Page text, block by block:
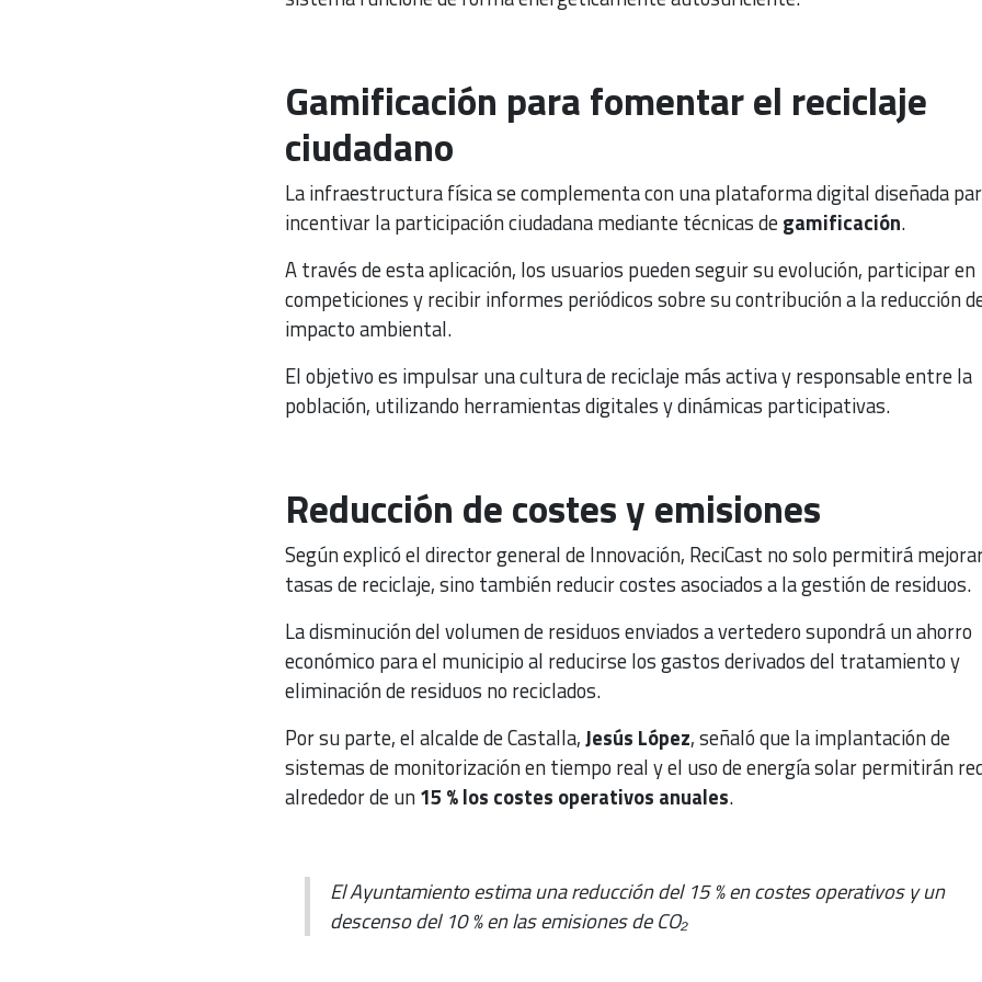
Gamificación para fomentar el reciclaje
ciudadano
La infraestructura física se complementa con una plataforma digital diseñada
incentivar la participación ciudadana mediante técnicas degamificación.
A través de esta aplicación, los usuarios pueden seguir su evolución, participar en
competiciones y recibir informes periódicos sobre su contribución a la reducción
impacto ambiental.
El objetivo es impulsar una cultura de reciclaje más activa y responsable entre la
población, utilizando herramientas digitales y dinámicas participativas.
Reducción de costes y emisiones
Según explicó el director general de Innovación, ReciCast no solo permitirá
tasas de reciclaje, sino también reducir costes asociados a la gestión de residuos.
La disminución del volumen de residuos enviados a vertedero supondrá un ahorro
económico para el municipio al reducirse los gastos derivados del tratamiento y
eliminación de residuos no reciclados.
Por su parte, el alcalde de Castalla,Jesús López, señaló que la implantación de
sistemas de monitorización en tiempo real y el uso de energía solar permitirán
alrededor de un15 % los costes operativos anuales.
El Ayuntamiento estima una reducción del 15 % en costes operativos y un
descenso del 10 % en las emisiones de CO₂